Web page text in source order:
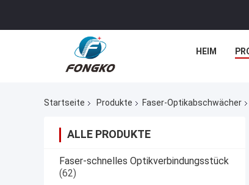
HEIM
Startseite Produkte Faser-Optikabschwächer
ALLE PRODUKTE
Faser-schnelles Optikverbindungsstück
(62)